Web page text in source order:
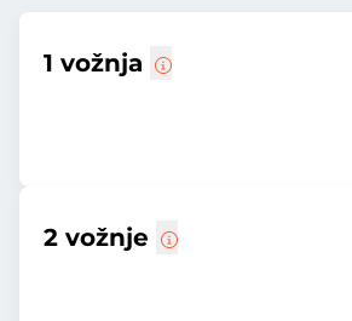
1 vožnja
2 vožnje